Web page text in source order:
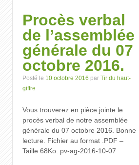
Procès verbal
de l’assemblée
générale du 07
octobre 2016.
Posté le 10 octobre 2016 par Tir du haut-
giffre
Vous trouverez en pièce jointe le
procès verbal de notre assemblée
générale du 07 octobre 2016. Bonne
lecture. Fichier au format .PDF –
Taille 68Ko. pv-ag-2016-10-07